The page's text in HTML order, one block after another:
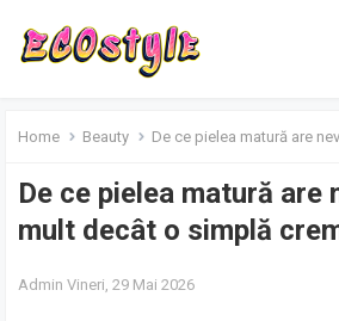
Home Beauty De ce pielea matură are nevoie de
De ce pielea matură are
mult decât o simplă
Admin Vineri, 29 Mai 2026